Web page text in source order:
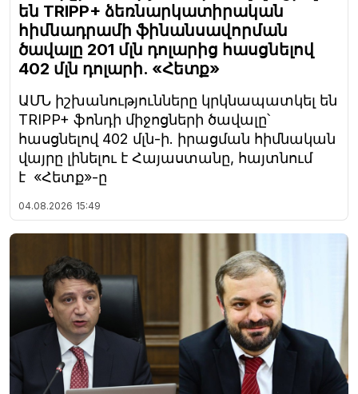
են TRIPP+ ձեռնարկատիրական
հիմնադրամի ֆինանսավորման
ծավալը 201 մլն դոլարից հասցնելով
402 մլն դոլարի. «Հետք»
ԱՄՆ իշխանությունները կրկնապատկել են
TRIPP+ ֆոնդի միջոցների ծավալը՝
հասցնելով 402 մլն-ի. իրացման հիմնական
վայրը լինելու է Հայաստանը, հայտնում
է «Հետք»-ը
04.08.2026 15:49